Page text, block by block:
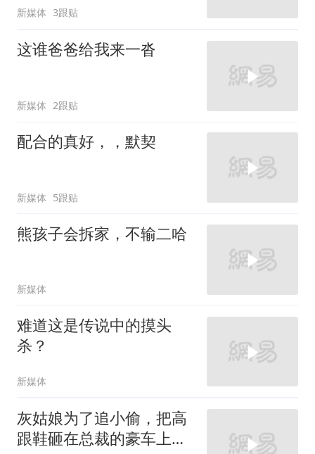
新媒体 3跟贴
这谁爸爸给我来一沓
新媒体 2跟贴
配合的真好，，默契
新媒体 5跟贴
熊孩子会拆家，不输二哈
新媒体
难道这是传说中的摸头
杀？
新媒体
灰姑娘为了追小偷，把高
跟鞋砸在总裁的豪车上，